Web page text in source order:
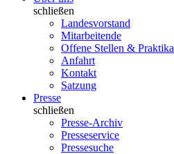
schließen
Landesvorstand
Mitarbeitende
Offene Stellen & Praktika
Anfahrt
Kontakt
Satzung
Presse
schließen
Presse-Archiv
Presseservice
Pressesuche